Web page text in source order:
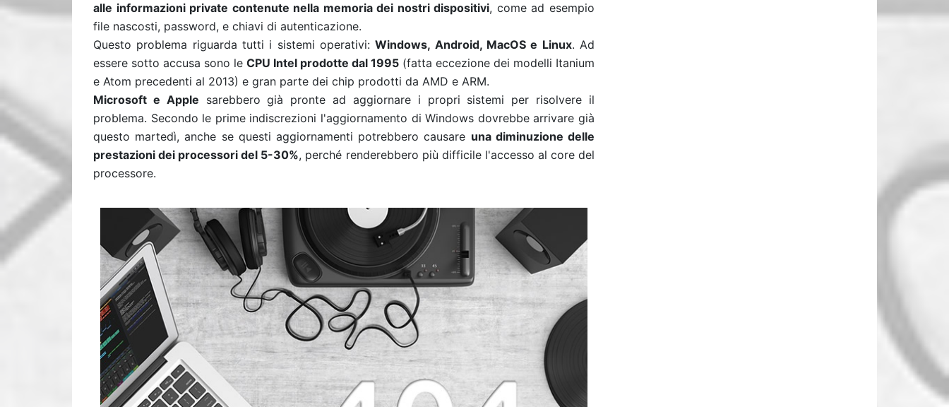
alle informazioni private contenute nella memoria dei nostri dispositivi, come ad esempio
file nascosti, password, e chiavi di autenticazione.
Questo problema riguarda tutti i sistemi operativi:Windows, Android, MacOS e Linux. Ad
essere sotto accusa sono le CPU Intel prodotte dal 1995 (fatta eccezione dei modelli Itanium
e Atom precedenti al 2013) e gran parte dei chip prodotti da AMD e ARM.
Microsoft e Apple sarebbero già pronte ad aggiornare i propri sistemi per risolvere il
problema. Secondo le prime indiscrezioni l'aggiornamento di Windows dovrebbe arrivare già
questo martedì, anche se questi aggiornamenti potrebbero causare una diminuzione delle
prestazioni dei processori del 5-30%, perché renderebbero più difficile l'accesso al core del
processore.